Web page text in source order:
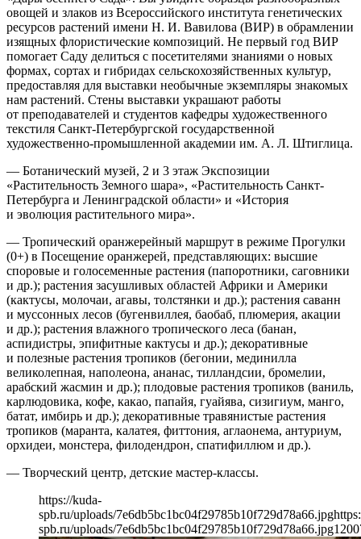
овощей и злаков из Всероссийского института генетических
ресурсов растений имени Н. И. Вавилова (ВИР) в обрамлении
изящных флористические композиций. Не первый год ВИР
помогает Саду делиться с посетителями знаниями о новых
формах, сортах и гибридах сельскохозяйственных культур,
предоставляя для выставки необычные экземпляры знакомых
нам растений. Стены выставки украшают работы
от преподавателей и студентов кафедры художественного
текстиля Санкт-Петербургской государственной
художественно-промышленной академии им. А. Л. Штиглица.
— Ботанический музей, 2 и 3 этаж Экспозиции
«Растительность Земного шара», «Растительность Санкт-
Петербурга и Ленинградской области» и «История
и эволюция растительного мира».
— Тропический оранжерейный маршрут в режиме Прогулки
(0+) в Посещение оранжерей, представляющих: высшие
споровые и голосеменные растения (папоротники, саговники
и др.); растения засушливых областей Африки и Америки
(кактусы, молочаи, агавы, толстянки и др.); растения саванн
и муссонных лесов (бугенвиллея, баобаб, плюмерия, акации
и др.); растения влажного тропического леса (банан,
аспидистры, эпифитные кактусы и др.); декоративные
и полезные растения тропиков (бегонии, мединилла
великолепная, наполеона, ананас, тилландсии, бромелии,
арабский жасмин и др.); плодовые растения тропиков (ваниль,
карлюдовика, кофе, какао, папайя, гуайява, сизигиум, манго,
батат, имбирь и др.); декоративные травянистые растения
тропиков (маранта, калатея, фиттония, аглаонема, антуриум,
орхидеи, монстера, филодендрон, спатифиллюм и др.).
— Творческий центр, детские мастер-классы.
https://kuda-
spb.ru/uploads/7e6db5bc1bc04f29785b10f729d78a66.jpg
spb.ru/uploads/7e6db5bc1bc04f29785b10f729d78a66.jpg1200